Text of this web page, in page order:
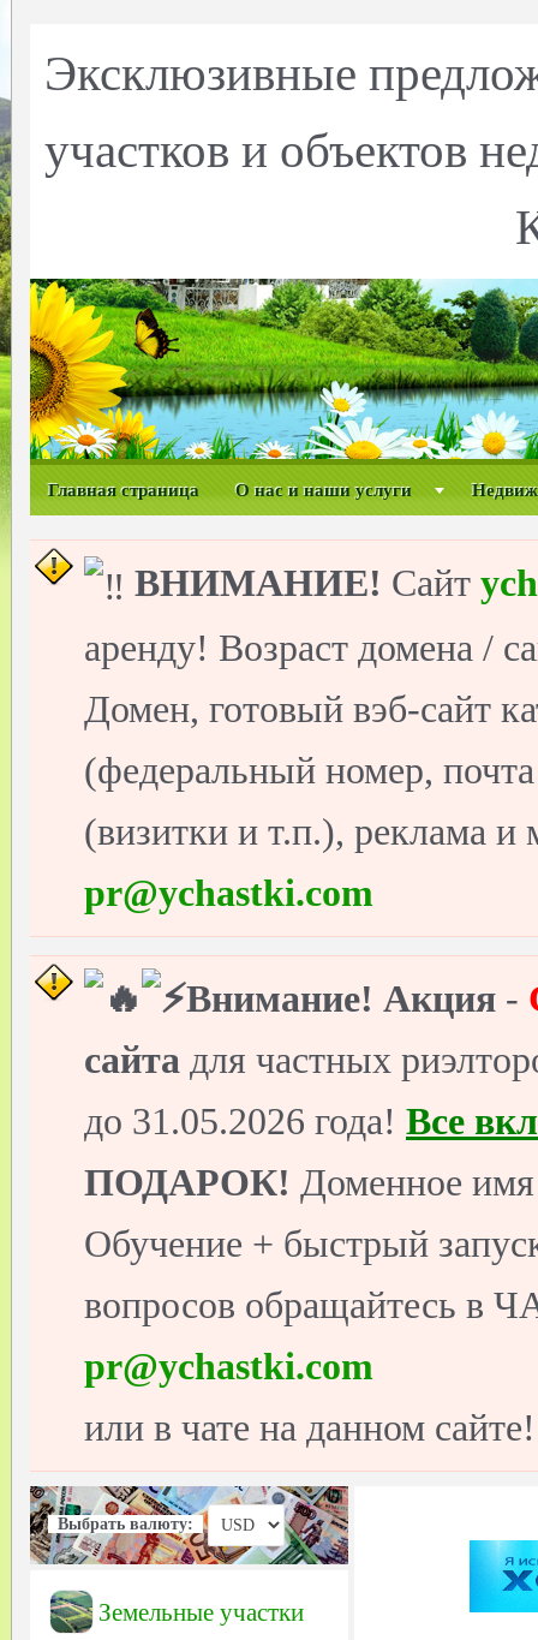
Эксклюзивные
участков и объектов
Главная страница О нас и наши услуги
ВНИМАНИЕ! Сайт
аренду! Возраст домена /
Домен, готовый вэб-сайт
(федеральный номер,
(визитки и т.п.), реклама и
pr@ychastki.com
Внимание! Акция -
сайта для частных
до 31.05.2026 года! Все
ПОДАРОК! Доменное
Обучение + быстрый
вопросов обращайтесь в
pr@ychastki.com
или в чате на данном сайте!
Выбрать валюту:
Земельные участки